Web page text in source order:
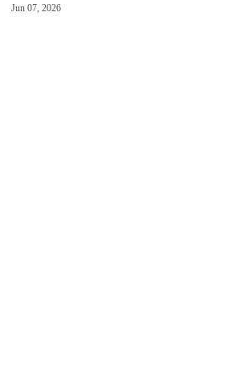
Jun 07, 2026